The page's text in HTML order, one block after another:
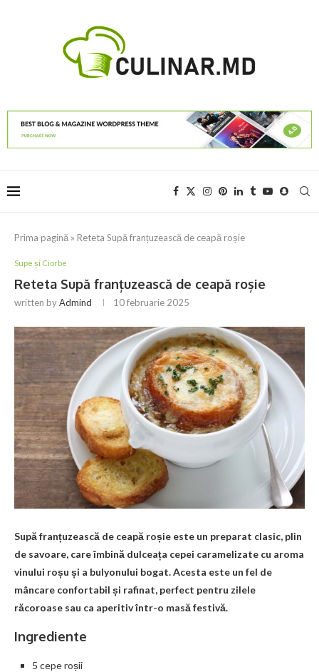
Prima pagină » Reteta Supă franțuzească de ceapă roșie
Supe și Ciorbe
Reteta Supă franțuzească de ceapă roșie
written byAdmind 10 februarie 2025
Supă franțuzească de ceapă roșie este un preparat clasic, plin
de savoare, care îmbină dulceața cepei caramelizate cu aroma
vinului roșu și a bulyonului bogat. Acesta este un fel de
mâncare confortabil și rafinat, perfect pentru zilele
răcoroase sau ca aperitiv într-o masă festivă.
Ingrediente
5 cepe roșii